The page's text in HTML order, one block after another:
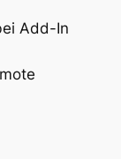
Add-In